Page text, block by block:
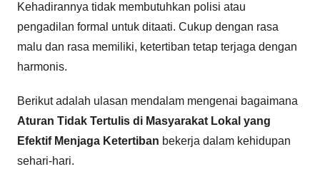
Kehadirannya tidak membutuhkan polisi atau
pengadilan formal untuk ditaati. Cukup dengan rasa
malu dan rasa memiliki, ketertiban tetap terjaga dengan
harmonis.
Berikut adalah ulasan mendalam mengenai bagaimana
Aturan Tidak Tertulis di Masyarakat Lokal yang
Efektif Menjaga Ketertiban bekerja dalam kehidupan
sehari-hari.